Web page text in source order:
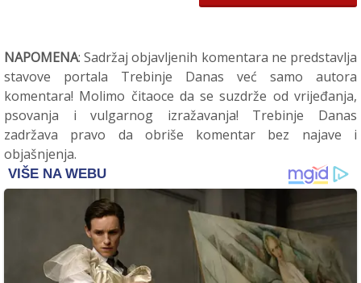
NAPOMENA: Sadržaj objavljenih komentara ne predstavlja
stavove portala Trebinje Danas već samo autora
komentara! Molimo čitaoce da se suzdrže od vrijeđanja,
psovanja i vulgarnog izražavanja! Trebinje Danas
zadržava pravo da obriše komentar bez najave i
objašnjenja.